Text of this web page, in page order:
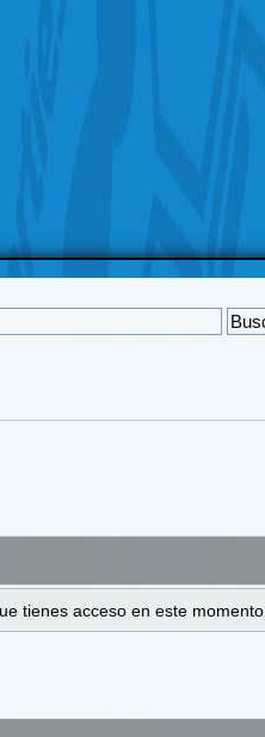
tienes acceso en este momento.